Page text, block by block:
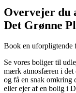
Overvejer du
Det Grønne
Book en uforpligtende
Se vores boliger til
mærk atmosfæren i det
og få en snak omkring
eller ejer af en bolig i